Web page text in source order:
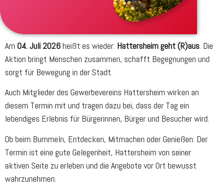
Am 04. Juli 2026heißt es wieder: Hattersheim geht (R)aus. Die
Aktion bringt Menschen zusammen, schafft Begegnungen und
sorgt für Bewegung in der Stadt.
Auch Mitglieder des Gewerbevereins Hattersheim wirken an
diesem Termin mit und tragen dazu bei, dass der Tag ein
lebendiges Erlebnis für Bürgerinnen, Bürger und Besucher wird.
Ob beim Bummeln, Entdecken, Mitmachen oder Genießen: Der
Termin ist eine gute Gelegenheit, Hattersheim von seiner
aktiven Seite zu erleben und die Angebote vor Ort bewusst
wahrzunehmen.